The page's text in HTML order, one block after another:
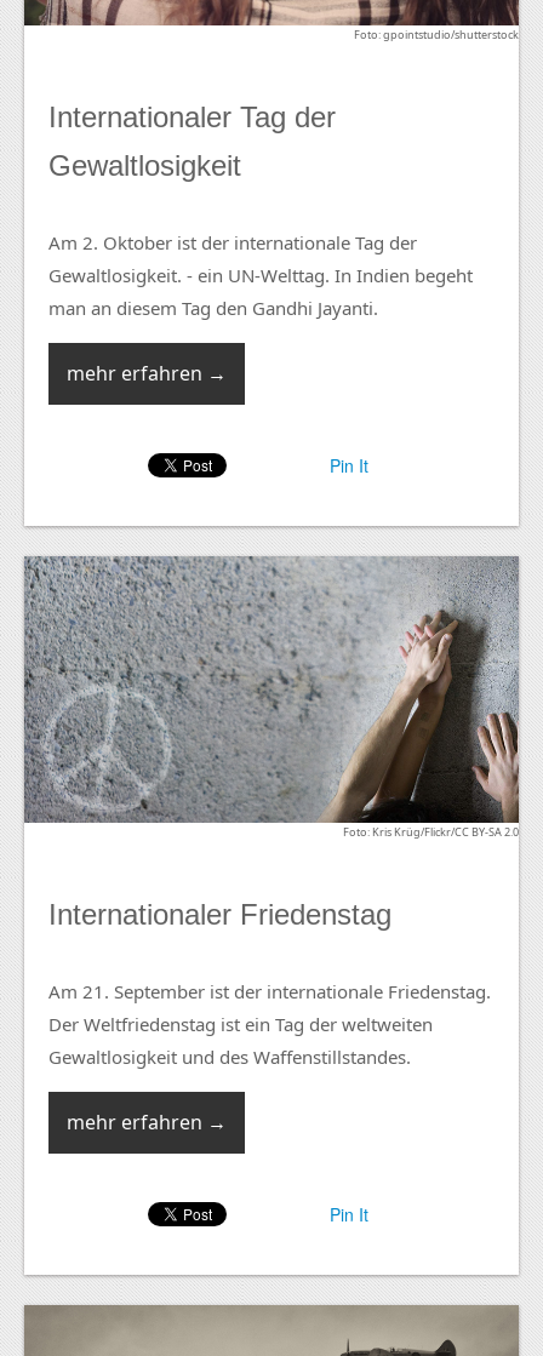
Foto: gpointstudio/shutterstock
Internationaler Tag der
Gewaltlosigkeit
Am 2. Oktober ist der internationale Tag der
Gewaltlosigkeit. - ein UN-Welttag. In Indien begeht
man an diesem Tag den Gandhi Jayanti.
mehr erfahren →
Pin It
Foto: Kris Krüg/Flickr/CC BY-SA 2.0
Internationaler Friedenstag
Am 21. September ist der internationale Friedenstag.
Der Weltfriedenstag ist ein Tag der weltweiten
Gewaltlosigkeit und des Waffenstillstandes.
mehr erfahren →
Pin It